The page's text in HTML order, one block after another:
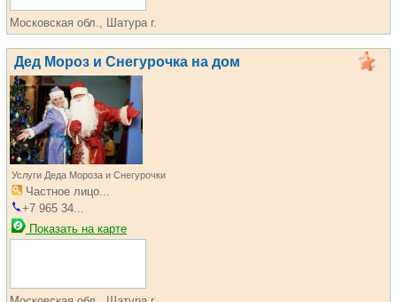
Московская обл., Шатура г.
Дед Мороз и Снегурочка на дом
Услуги Деда Мороза и Снегурочки
Частное лицо...
+7 965 34...
Показать на карте